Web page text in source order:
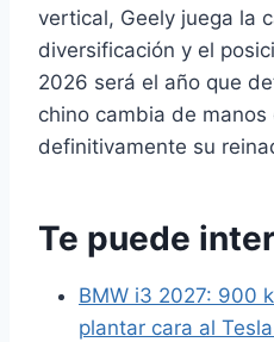
vertical, Geely juega la
diversificación y el
2026 será el año que
chino cambia de manos
definitivamente su
Te puede
BMW i3 2027: 900
plantar cara al